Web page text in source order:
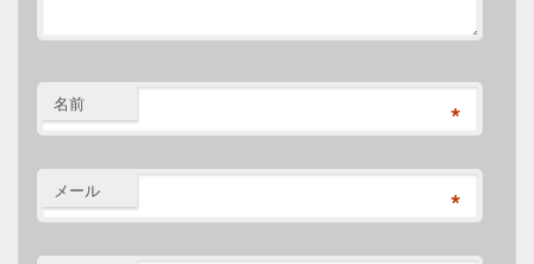
名前 *
メール *